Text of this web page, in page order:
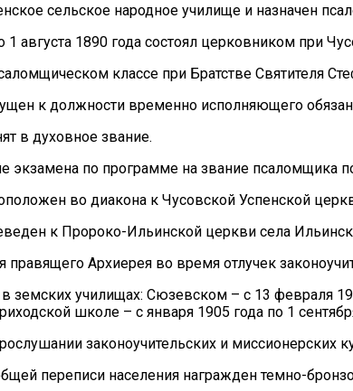
сельское народное училище и назначен
1 августа 1890 года состоял церковником при
классе при Братстве Святителя
к должности временно исполняющего
в духовное звание.
экзамена по программе на звание псаломщика
во диакона к Чусовской Успенской
к Пророко-Ильинской церкви села
правящего Архиерея во время отлучек
земских училищах: Сюзевском – с 13 февраля
школе – с января 1905 года по 1
законоучительских и миссионерских
переписи населения награжден темно-